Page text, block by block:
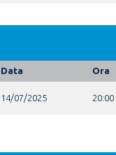
Data Ora
14/07/2025 20:00